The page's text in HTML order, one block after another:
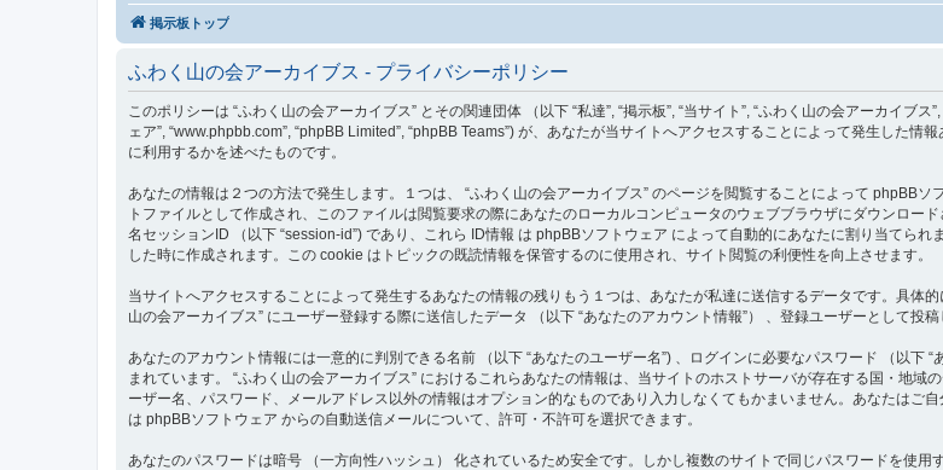
掲示板トップ
ふわく山の会アーカイブス - プライバシーポリシー
このポリシーは “ふわく山の会アーカイブス” とその関連団体 （以下 “私達”, “掲示板”, “当サイト”, “ふわく山の会アーカイブ
ェア”, “www.phpbb.com”, “phpBB Limited”, “phpBB Teams”) が、あなたが当サイトへアクセスすることによって発生した情
に利用するかを述べたものです。
あなたの情報は２つの方法で発生します。１つは、 “ふわく山の会アーカイブス” のページを閲覧することによって phpBB
トファイルとして作成され、このファイルは閲覧要求の際にあなたのローカルコンピュータのウェブブラウザにダウンロー
名セッションID （以下 “session-id”) であり、これら ID情報 は phpBBソフトウェア によって自動的にあなたに割り当てら
した時に作成されます。この cookie はトピックの既読情報を保管するのに使用され、サイト閲覧の利便性を向上させます。
当サイトへアクセスすることによって発生するあなたの情報の残りもう１つは、あなたが私達に送信するデータです。具体
山の会アーカイブス” にユーザー登録する際に送信したデータ （以下 “あなたのアカウント情報”） 、登録ユーザーとして投稿
あなたのアカウント情報には一意的に判別できる名前 （以下 “あなたのユーザー名”) 、ログインに必要なパスワード （以下
まれています。 “ふわく山の会アーカイブス” におけるこれらあなたの情報は、当サイトのホストサーバが存在する国・地
ーザー名、パスワード、メールアドレス以外の情報はオプション的なものであり入力しなくてもかまいません。あなたはご
は phpBBソフトウェア からの自動送信メールについて、許可・不許可を選択できます。
あなたのパスワードは暗号 （一方向性ハッシュ） 化されているため安全です。しかし複数のサイトで同じパスワードを使